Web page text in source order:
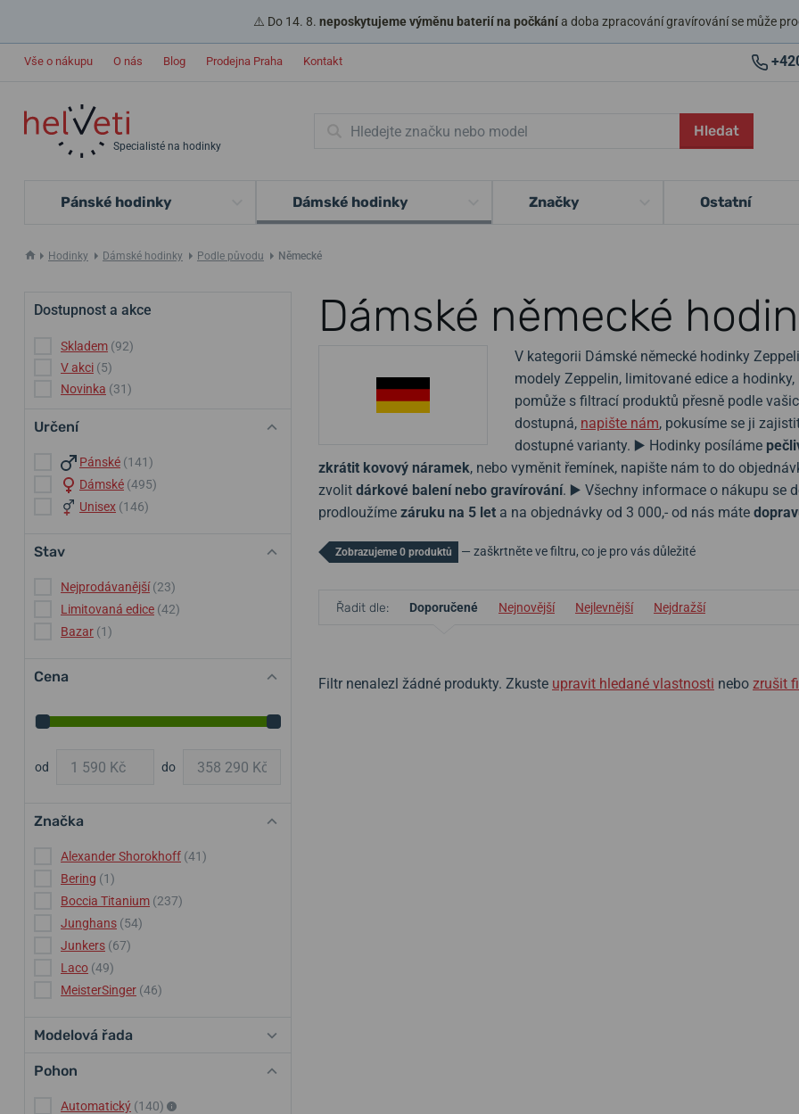
⚠️ Do 14. 8. neposkytujeme výměnu baterií na počkánía doba zpracování gravírování se může
Vše o nákupu O nás Blog Prodejna Praha Kontakt
Specialisté na hodinky
Hledat
Pánské hodinky Dámské hodinky Značky Ostatní
Hodinky Dámské hodinky Podle původu Německé
Dámské německé
V kategorii Dámské německé hodinky
modely Zeppelin, limitované edice a
pomůže s filtrací produktů přesně podle
dostupná, napište nám, pokusíme se ji
dostupné varianty. ▶️ Hodinky posíláme
zkrátit kovový náramek, nebo vyměnit řemínek, napište nám to do
zvolit dárkové balení nebo gravírování. ▶️ Všechny informace o nákupu se
prodloužíme záruku na 5 let a na objednávky od 3 000,- od nás máte
Dostupnost a akce
Skladem (92)
V akci (5)
Novinka (31)
Určení
Pánské (141)
Dámské (495)
Unisex (146)
Stav
Nejprodávanější (23)
Limitovaná edice (42)
Bazar (1)
Cena
od do
Značka
Alexander Shorokhoff (41)
Bering (1)
Boccia Titanium (237)
Junghans (54)
Junkers (67)
Laco (49)
MeisterSinger (46)
Modelová řada
Pohon
Automatický (140)
Zobrazujeme 0 produktů — zaškrtněte ve filtru, co je pro vás důležité
Řadit dle: Doporučené Nejnovější Nejlevnější Nejdražší
Filtr nenalezl žádné produkty. Zkuste upravit hledané vlastnosti nebo zrušit